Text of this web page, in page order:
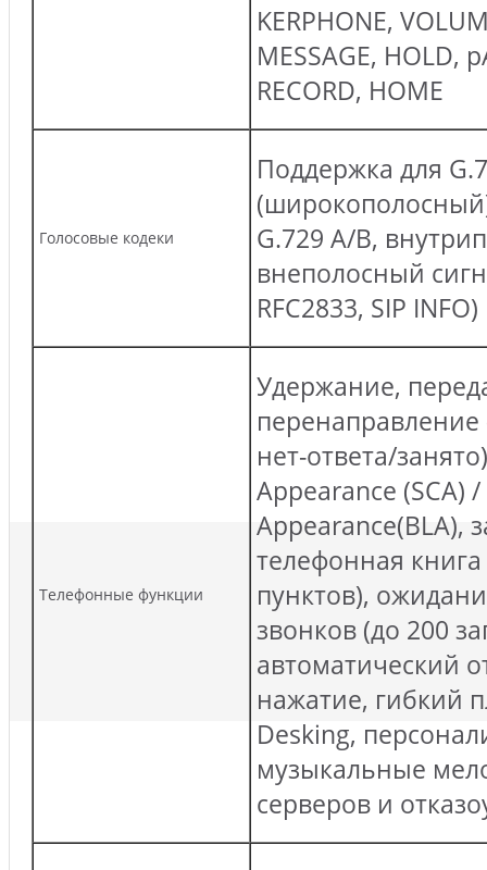
KERPHONE,
MESSAGE, HOLD,
RECORD, HOME
Голосовые кодеки
Поддержка для
G.729 A/B,
внеполосный
RFC2833, SIP INFO)
Телефонные функции
Удержание,
нет-ответа/
Appearance (SCA)
Appearance(BLA),
телефонная книга
пунктов),
звонков (до 200
автоматический
нажатие, гибкий
Desking,
музыкальные
серверов и